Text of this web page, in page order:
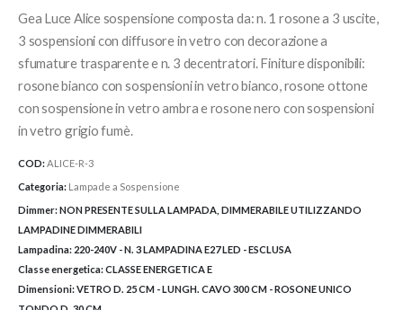
da
406,00€
a
426,00€
Gea Luce Alice sospensione composta da: n. 1 rosone a 3 uscite,
3 sospensioni con diffusore in vetro con decorazione a
sfumature trasparente e n. 3 decentratori. Finiture disponibili:
rosone bianco con sospensioni in vetro bianco, rosone ottone
con sospensione in vetro ambra e rosone nero con sospensioni
in vetro grigio fumè.
COD:ALICE-R-3
Categoria: Lampade a Sospensione
Dimmer:NON PRESENTE SULLA LAMPADA, DIMMERABILE UTILIZZANDO
LAMPADINE DIMMERABILI
Lampadina: 220-240V - N. 3 LAMPADINA E27 LED - ESCLUSA
Classe energetica:CLASSE ENERGETICA E
Dimensioni:VETRO D. 25 CM - LUNGH. CAVO 300 CM - ROSONE UNICO